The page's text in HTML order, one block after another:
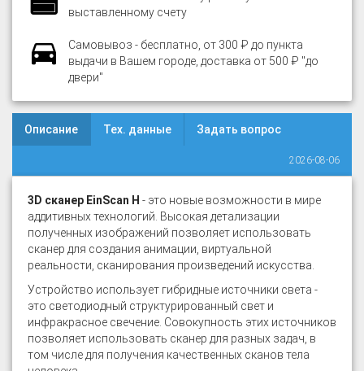
выставленному счету
Самовывоз - бесплатно, от 300 ₽ до пункта
выдачи в Вашем городе, доставка от 500 ₽ "до
двери"
Описание Тех. данные Задать вопрос
2026-08-06
3D сканер EinScan H - это новые возможности в мире
аддитивных технологий. Высокая детализации
полученных изображений позволяет использовать
сканер для создания анимации, виртуальной
реальности, сканирования произведений искусства.
Устройство использует гибридные источники света -
это светодиодный структурированный свет и
инфракрасное свечение. Совокупность этих источников
позволяет использовать сканер для разных задач, в
том числе для получения качественных сканов тела